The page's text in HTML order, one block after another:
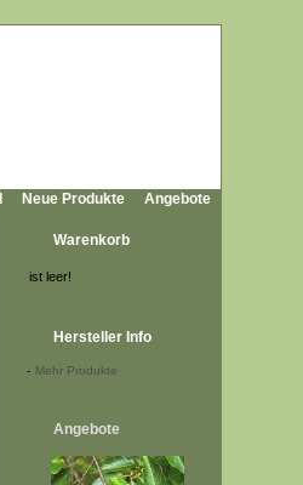
Neue Produkte Angebote
Warenkorb
ist leer!
Hersteller Info
- Mehr Produkte
Angebote